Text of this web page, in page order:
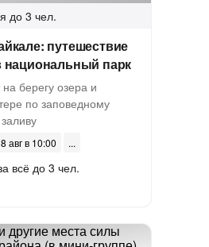
до 3 чел.
путешествие
национальный парк
на берегу озера и
по заповедному
8 авг в 10:00
всё до 3 чел.